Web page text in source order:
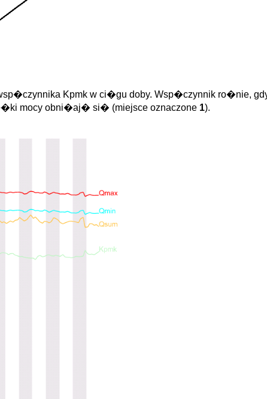
Kpmk w ci�gu doby. Wsp�czynnik ro�nie,
mocy obni�aj� si� (miejsce oznaczone 1).